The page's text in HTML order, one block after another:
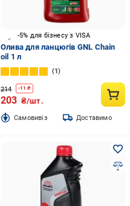
-5% для бізнесу з VISA
Олива для ланцюгів GNL Chain
oil 1 л
1
214 -11 ₴
203 ₴/шт.
Cамовивіз Доставимо